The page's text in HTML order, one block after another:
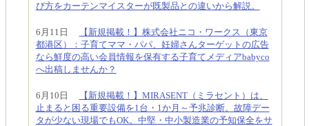
び方をカーテンマイスターが既製品との違いから解説。
6月11日
【新規掲載！】株式会社ニコ・ワークス（東京
都港区）：子育てママ・パパ、妊婦さんターゲットの広告
なら鮮度の高い会員情報を保有する子育てメディアbabyco
へ出稿しませんか？
6月10日
【新規掲載！】MIRASENT（ミラセント）は、
止まると困る重要設備を1台・1か月～予兆診断。故障デー
タが少ない現場でもOK。中堅・中小製造業の予知保全をサ